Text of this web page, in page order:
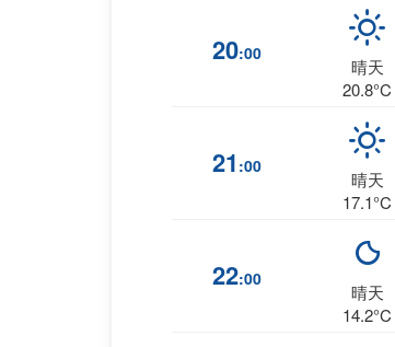
20:00
晴天
20.8°C
21 :00
晴天
17.1°C
22:00
晴天
14.2°C